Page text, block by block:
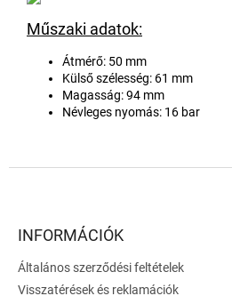
Műszaki adatok:
Átmérő: 50 mm
Külső szélesség: 61 mm
Magasság: 94 mm
Névleges nyomás: 16 bar
INFORMÁCIÓK
Általános szerződési feltételek
Visszatérések és reklamációk